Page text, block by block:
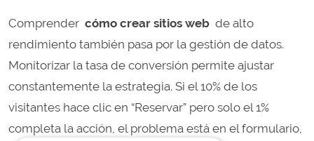
Comprender cómo crear sitios web de alto
rendimiento también pasa por la gestión de datos.
Monitorizar la tasa de conversión permite ajustar
constantemente la estrategia. Si el 10% de los
visitantes hace clic en “Reservar” pero solo el 1%
completa la acción, el problema está en el formulario,